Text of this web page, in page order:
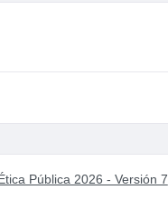
Pública 2026 - Versión 7